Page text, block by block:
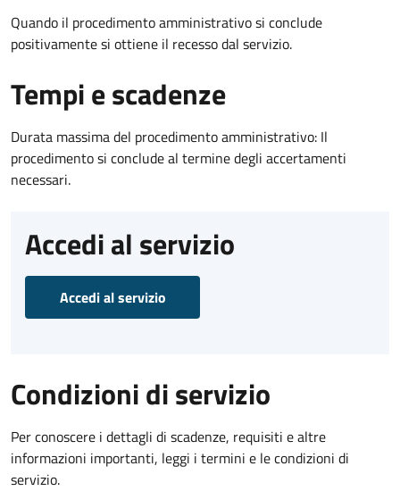
Quando il procedimento amministrativo si conclude
positivamente si ottiene il recesso dal servizio.
Tempi e scadenze
Durata massima del procedimento amministrativo: Il
procedimento si conclude al termine degli accertamenti
necessari.
Accedi al servizio
Accedi al servizio
Condizioni di servizio
Per conoscere i dettagli di scadenze, requisiti e altre
informazioni importanti, leggi i termini e le condizioni di
servizio.